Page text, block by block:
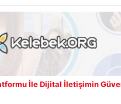
İle Dijital İletişimin